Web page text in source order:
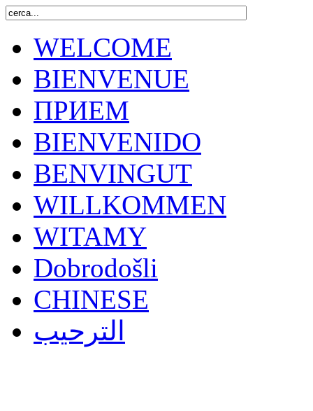
WELCOME
BIENVENUE
ПРИЕМ
BIENVENIDO
BENVINGUT
WILLKOMMEN
WITAMY
Dobrodošli
CHINESE
الترحيب